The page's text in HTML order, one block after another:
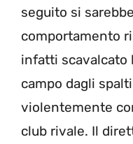
seguito si
comportamento
infatti scavalcato
campo dagli
violentemente
club rivale. Il